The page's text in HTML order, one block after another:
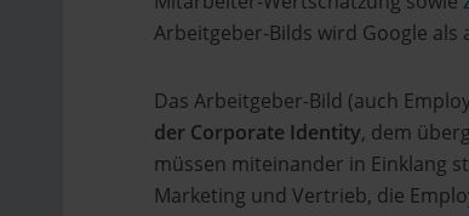
Arbeitgeber-Bilds wird Google
Das Arbeitgeber-Bild (auch
der Corporate Identity, dem
müssen miteinander in Einklang
Marketing und Vertrieb, die